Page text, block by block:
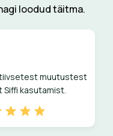
loodud täitma.
muutustest
kasutamist.